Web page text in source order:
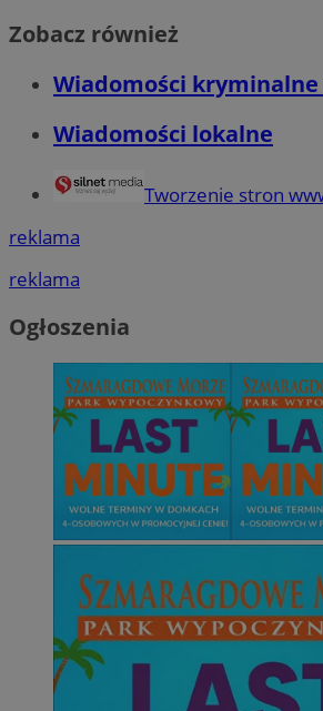
Zobacz również
Wiadomości kryminalne
Wiadomości lokalne
Tworzenie stron
reklama
reklama
Ogłoszenia